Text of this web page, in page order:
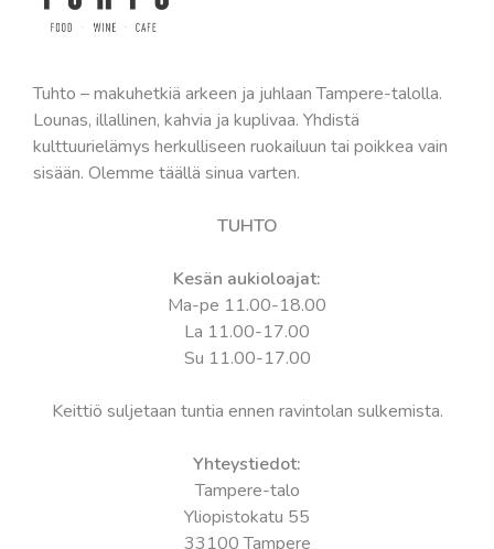
Tuhto – makuhetkiä arkeen ja juhlaan Tampere-talolla.
Lounas, illallinen, kahvia ja kuplivaa. Yhdistä
kulttuurielämys herkulliseen ruokailuun tai poikkea vain
sisään. Olemme täällä sinua varten.
TUHTO
Kesän aukioloajat:
Ma-pe 11.00-18.00
La 11.00-17.00
Su 11.00-17.00
Keittiö suljetaan tuntia ennen ravintolan sulkemista.
Yhteystiedot:
Tampere-talo
Yliopistokatu 55
33100 Tampere